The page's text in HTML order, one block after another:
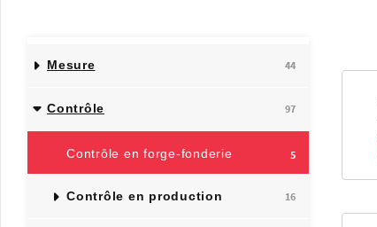
Mesure 44
Contrôle 97
Contrôle en forge-fonderie 5
Contrôle en production 16